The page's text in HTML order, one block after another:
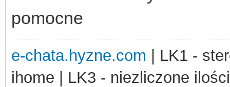
pomocne
e-chata.hyzne.com | LK1 -
ihome | LK3 - niezliczone